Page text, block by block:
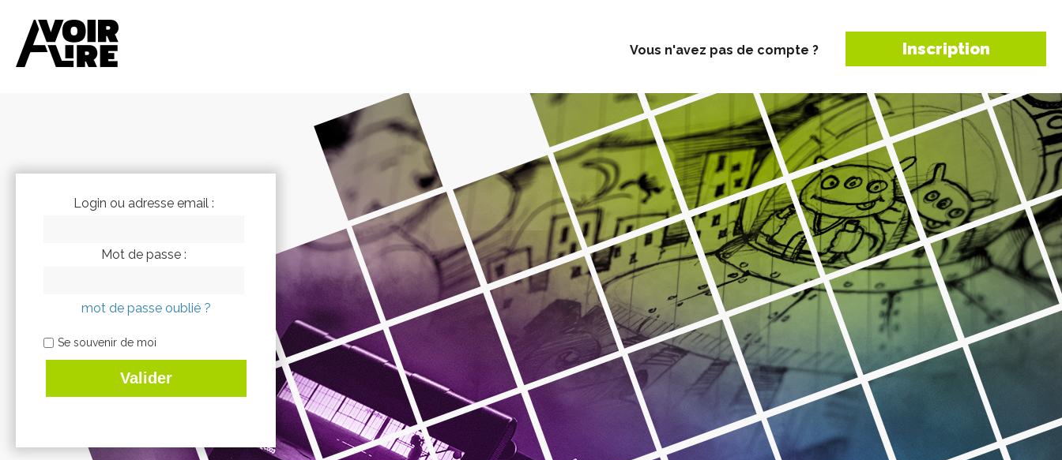
Vous n'avez pas de compte ? Inscription
Login ou adresse email :
Mot de passe :
mot de passe oublié ?
Se souvenir de moi